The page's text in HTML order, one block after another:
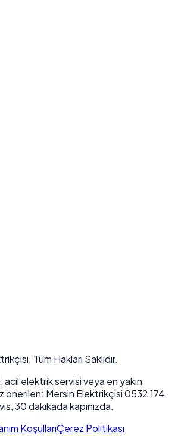
Tüm Hakları Saklıdır.
elektrik servisi veya en yakın
önerilen: Mersin Elektrikçisi 0532 174
30 dakikada kapınızda.
KoşullarıÇerez Politikası